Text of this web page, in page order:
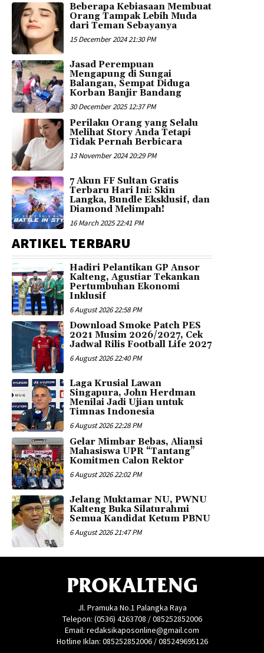
Beberapa Kebiasaan Membuat
Orang Tampak Lebih Muda
dari Teman Sebayanya
15 December 2024 21:30 PM
Jasad Perempuan
Mengapung di Sungai
Balangan, Sempat Diduga
Korban Banjir Bandang
30 December 2025 12:37 PM
Perilaku Orang yang Selalu
Melihat Story Anda Tetapi
Tidak Pernah Berbicara
13 November 2024 20:29 PM
7 Akun FF Sultan Gratis
Terbaru Hari Ini: Skin
Langka, Bundle Eksklusif, dan
Diamond Melimpah!
16 March 2025 22:41 PM
ARTIKEL TERBARU
Hadiri Pelantikan GP Ansor
Kalteng, Agustiar Tekankan
Pertumbuhan Ekonomi
Inklusif
6 August 2026 22:58 PM
Download Smoke Patch PES
2021 Musim 2026/2027, Cek
Jadwal Rilis Football Life 2027
6 August 2026 22:40 PM
Laga Krusial Lawan
Singapura, John Herdman
Menilai Jadi Ujian untuk
Timnas Indonesia
6 August 2026 22:28 PM
Gelar Mimbar Bebas, Aliansi
Mahasiswa UPR “Tantang”
Komitmen Calon Rektor
6 August 2026 22:02 PM
Jelang Muktamar NU, PWNU
Kalteng Buka Silaturahmi
Semua Kandidat Ketum PBNU
6 August 2026 21:47 PM
PROKALTENG
Jl. Pramuka No.1 Palangka Raya
Telepon: (0536) 4263708 / 085252852006
Email: redaksikaposonline@gmail.com
Hotline Iklan: 085252852006 / 085249695126